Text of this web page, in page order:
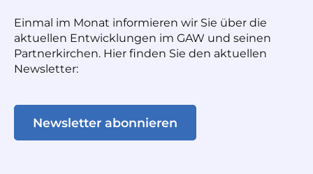
Einmal im Monat informieren wir Sie über die
aktuellen Entwicklungen im GAW und seinen
Partnerkirchen. Hier finden Sie den aktuellen
Newsletter:
Newsletter abonnieren